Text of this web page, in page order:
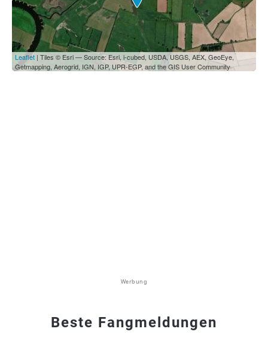
Leaflet | Tiles © Esri — Source: Esri, i-cubed, USDA, USGS, AEX, GeoEye,
Getmapping, Aerogrid, IGN, IGP, UPR-EGP, and the GIS User Community
Werbung
Beste Fangmeldungen